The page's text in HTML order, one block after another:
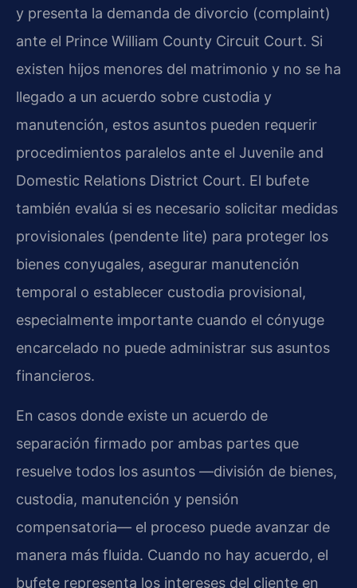
y presenta la demanda de divorcio (complaint)
ante el Prince William County Circuit Court. Si
existen hijos menores del matrimonio y no se ha
llegado a un acuerdo sobre custodia y
manutención, estos asuntos pueden requerir
procedimientos paralelos ante el Juvenile and
Domestic Relations District Court. El bufete
también evalúa si es necesario solicitar medidas
provisionales (pendente lite) para proteger los
bienes conyugales, asegurar manutención
temporal o establecer custodia provisional,
especialmente importante cuando el cónyuge
encarcelado no puede administrar sus asuntos
financieros.
En casos donde existe un acuerdo de
separación firmado por ambas partes que
resuelve todos los asuntos —división de bienes,
custodia, manutención y pensión
compensatoria— el proceso puede avanzar de
manera más fluida. Cuando no hay acuerdo, el
bufete representa los intereses del cliente en